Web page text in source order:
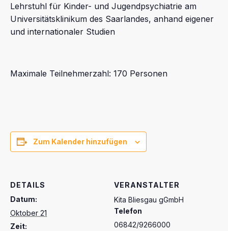
Lehrstuhl für Kinder- und Jugendpsychiatrie am
Universitätsklinikum des Saarlandes, anhand eigener
und internationaler Studien
Maximale Teilnehmerzahl: 170 Personen
Zum Kalender hinzufügen
DETAILS
Datum:
Oktober 21
Zeit:
VERANSTALTER
Kita Bliesgau gGmbH
Telefon
06842/9266000